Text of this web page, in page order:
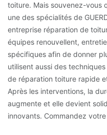
toiture. Mais souvenez-vous
une des spécialités de
entreprise réparation de
équipes renouvellent,
spécifiques afin de donner
utilisent aussi des
de réparation toiture rapide
Après les interventions, la
augmente et elle devient
innovants. Commandez